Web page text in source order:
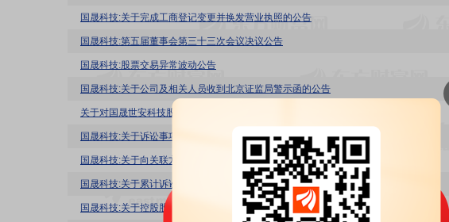
国晟科技:关于完成工商登记变更并换发营业执照的公告
国晟科技:第五届董事会第三十三次会议决议公告
国晟科技:股票交易异常波动公告
国晟科技:关于公司及相关人员收到北京证监局警示函的公告
关于对国晟世安科技股份有限公司及有关责任人予以监管警示的决定
国晟科技:关于诉讼事项的进展公告
国晟科技:关于向关联方借款及股权质押暨关联交易的公告
国晟科技:关于累计诉讼、仲裁事项的公告
国晟科技:关于控股股东部分股份质押的公告